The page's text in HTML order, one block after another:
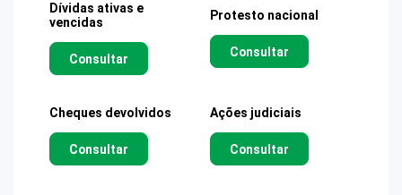
Dívidas ativas e
vencidas
Consultar
Protesto nacional
Consultar
Cheques devolvidos
Consultar
Ações judiciais
Consultar